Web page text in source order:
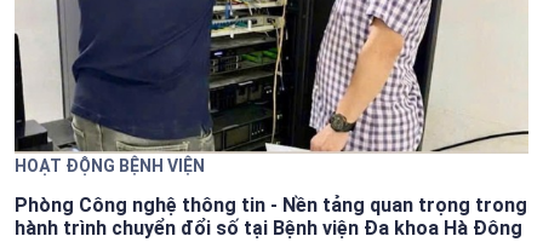
HOẠT ĐỘNG BỆNH VIỆN
Phòng Công nghệ thông tin - Nền tảng quan trọng trong
hành trình chuyển đổi số tại Bệnh viện Đa khoa Hà Đông